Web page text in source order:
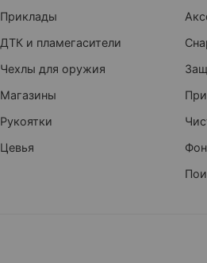
Приклады
ДТК и пламегасители
Чехлы для оружия
Магазины
Рукоятки
Цевья